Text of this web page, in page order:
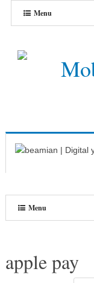
Menu
Menu
apple pay